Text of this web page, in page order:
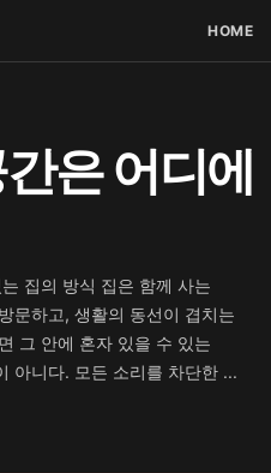
HOME
은 어디에
집의 방식 집은 함께 사는
문하고, 생활의 동선이 겹치는
그 안에 혼자 있을 수 있는
아니다. 모든 소리를 차단한 ...